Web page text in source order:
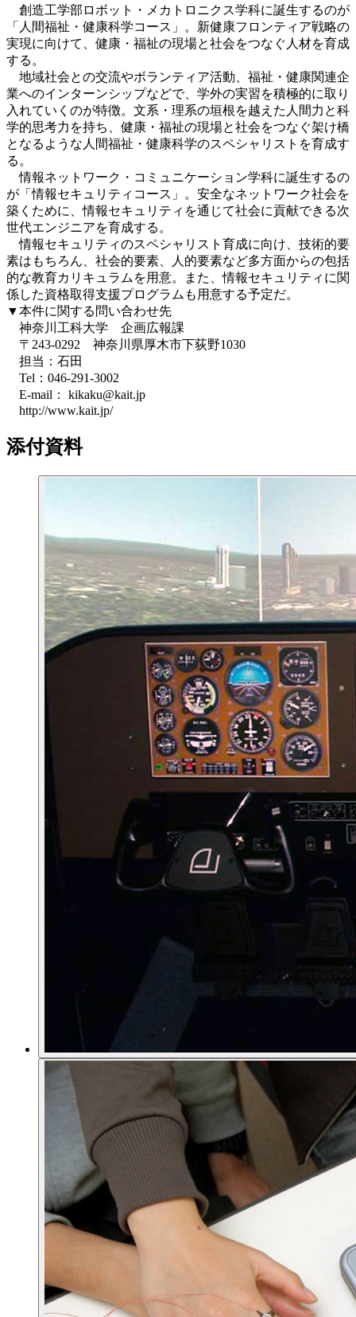
創造工学部ロボット・メカトロニクス学科に誕生するのが
「人間福祉・健康科学コース」。新健康フロンティア戦略の
実現に向けて、健康・福祉の現場と社会をつなぐ人材を育成
する。
地域社会との交流やボランティア活動、福祉・健康関連企
業へのインターンシップなどで、学外の実習を積極的に取り
入れていくのが特徴。文系・理系の垣根を越えた人間力と科
学的思考力を持ち、健康・福祉の現場と社会をつなぐ架け橋
となるような人間福祉・健康科学のスペシャリストを育成す
る。
情報ネットワーク・コミュニケーション学科に誕生するの
が「情報セキュリティコース」。安全なネットワーク社会を
築くために、情報セキュリティを通じて社会に貢献できる次
世代エンジニアを育成する。
情報セキュリティのスペシャリスト育成に向け、技術的要
素はもちろん、社会的要素、人的要素など多方面からの包括
的な教育カリキュラムを用意。また、情報セキュリティに関
係した資格取得支援プログラムも用意する予定だ。
▼本件に関する問い合わせ先
神奈川工科大学 企画広報課
〒243-0292 神奈川県厚木市下荻野1030
担当：石田
Tel：046-291-3002
E-mail： kikaku@kait.jp
http://www.kait.jp/
添付資料